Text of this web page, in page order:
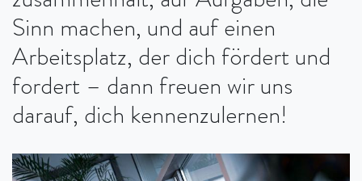
Sinn machen, und auf einen
Arbeitsplatz, der dich fördert und
fordert – dann freuen wir uns
darauf, dich kennenzulernen!